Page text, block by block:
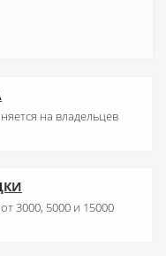
на владельцев
3000, 5000 и 15000